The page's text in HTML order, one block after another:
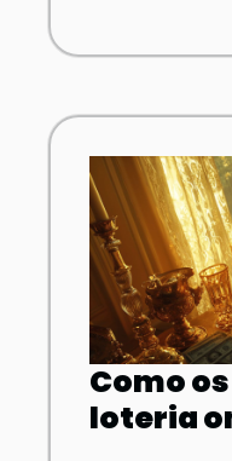
Como
loteria